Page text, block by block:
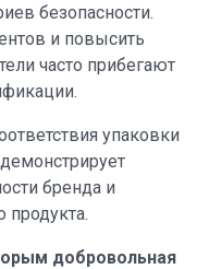
безопасности.
и повысить
часто прибегают
упаковки
бренда и
продукта.
добровольная